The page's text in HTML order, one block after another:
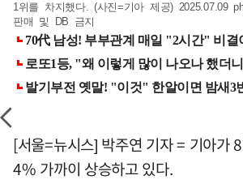
1위를 차지했다. (사진=기아 제공) 2025.07.09
판매 및 DB 금지
[서울=뉴시스] 박주연 기자 = 기아가
4% 가까이 상승하고 있다.